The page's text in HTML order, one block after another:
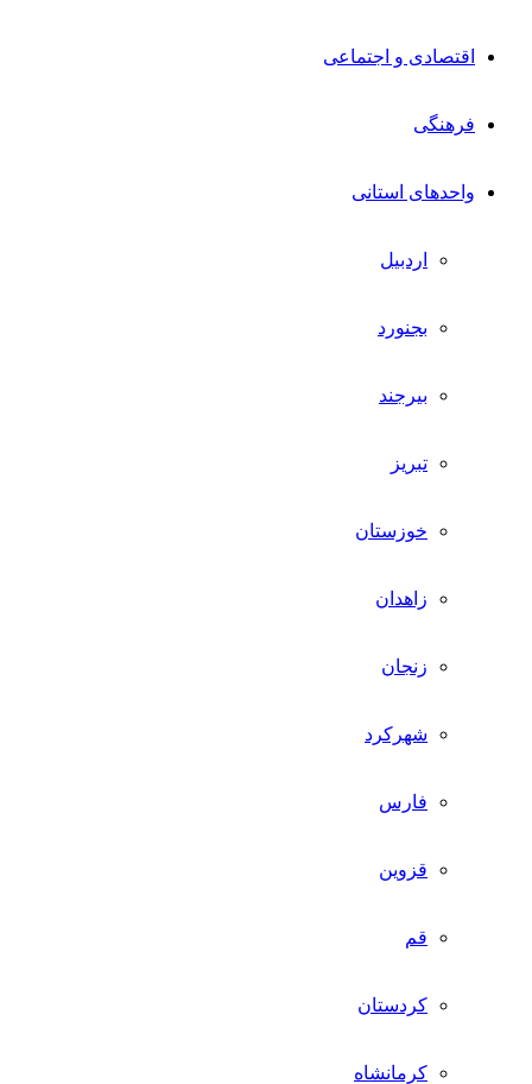
اقتصادی و اجتماعی
فرهنگی
واحدهای استانی
اردبیل
بجنورد
بیرجند
تبریز
خوزستان
زاهدان
زنجان
شهرکرد
فارس
قزوین
قم
کردستان
کرمانشاه